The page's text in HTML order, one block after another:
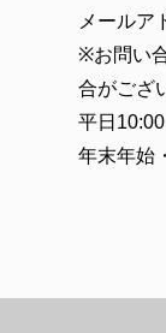
メールア
※お問い
合がござ
平日
年末年始